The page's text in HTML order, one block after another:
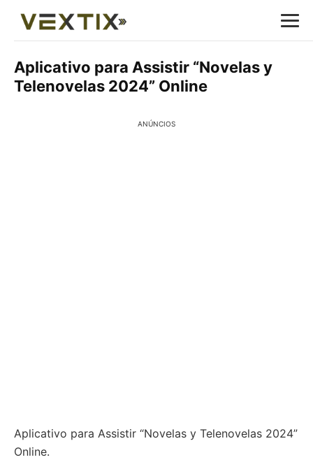
Aplicativo para Assistir “Novelas y
Telenovelas 2024” Online
ANÚNCIOS
Aplicativo para Assistir “Novelas y Telenovelas 2024”
Online.